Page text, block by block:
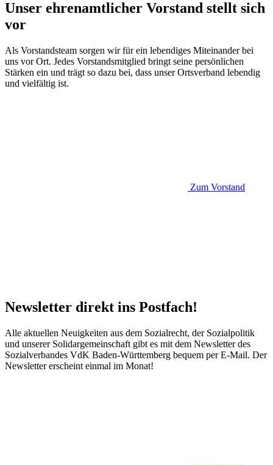
Unser ehrenamtlicher Vorstand stellt sich
vor
Als Vorstandsteam sorgen wir für ein lebendiges Miteinander bei
uns vor Ort. Jedes Vorstandsmitglied bringt seine persönlichen
Stärken ein und trägt so dazu bei, dass unser Ortsverband lebendig
und vielfältig ist.
Zum Vorstand
Newsletter direkt ins Postfach!
Alle aktuellen Neuigkeiten aus dem Sozialrecht, der Sozialpolitik
und unserer Solidargemeinschaft gibt es mit dem Newsletter des
Sozialverbandes VdK Baden-Württemberg bequem per E-Mail. Der
Newsletter erscheint einmal im Monat!